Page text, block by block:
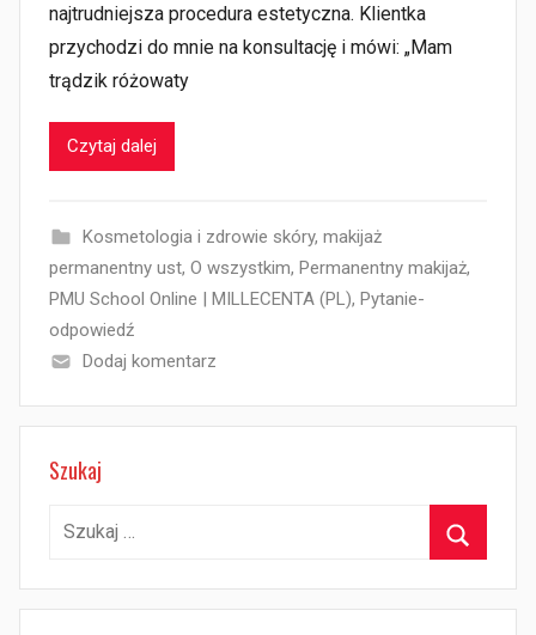
najtrudniejsza procedura estetyczna. Klientka
przychodzi do mnie na konsultację i mówi: „Mam
trądzik różowaty
Czytaj dalej
Kosmetologia i zdrowie skóry, makijaż
permanentny ust, O wszystkim, Permanentny makijaż,
PMU School Online | MILLECENTA (PL), Pytanie-
odpowiedź
Dodaj komentarz
Szukaj
Szukaj: